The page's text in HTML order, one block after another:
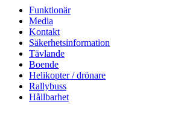
Funktionär
Media
Kontakt
Säkerhetsinformation
Tävlande
Boende
Helikopter / drönare
Rallybuss
Hållbarhet